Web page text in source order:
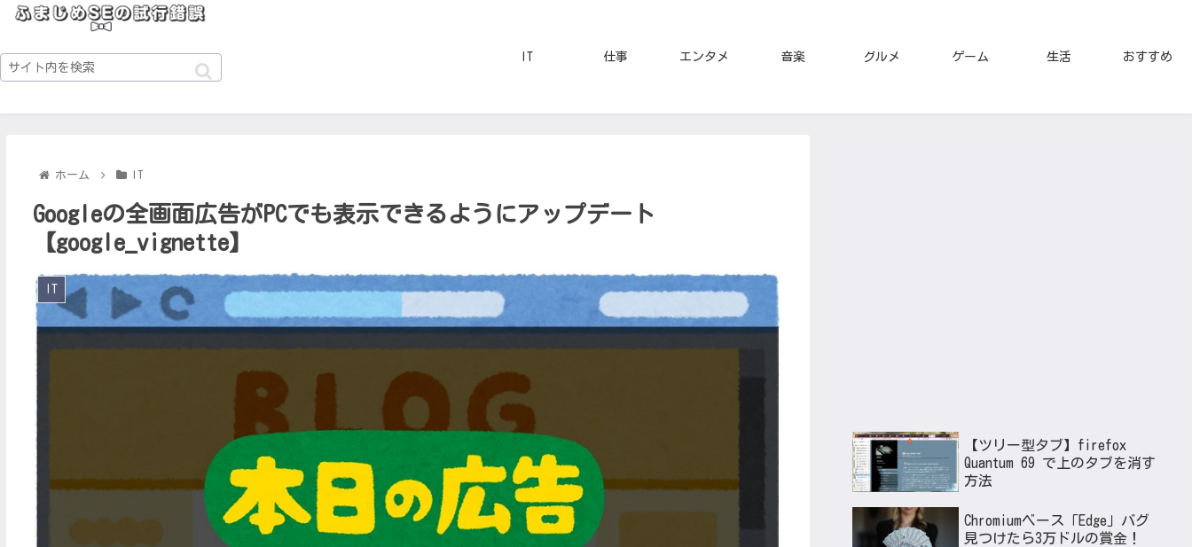
IT 仕事 エンタメ 音楽 グルメ ゲーム 生活 おすすめ
ホーム IT
Googleの全画面広告がPCでも表示できるようにアップデート
【google_vignette】
IT
【ツリー型タブ】firefox
Quantum 69 で上のタブを消す
方法
Chromiumベース「Edge」バグ
見つけたら3万ドルの賞金！